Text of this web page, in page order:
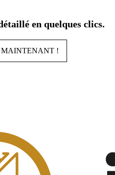
en quelques clics.
MAINTENANT !